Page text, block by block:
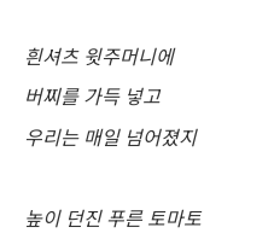
흰셔츠 윗주머니에
버찌를 가득 넣고
우리는 매일 넘어졌지
높이 던진 푸른 토마토